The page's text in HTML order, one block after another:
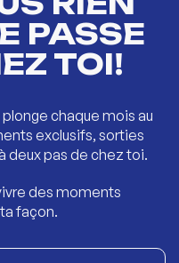
PASSE
TOI!
chaque mois au
exclusifs, sorties
deux pas de chez toi.
des moments
façon.